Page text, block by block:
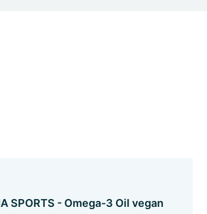
SPORTS - Omega-3 Oil vegan